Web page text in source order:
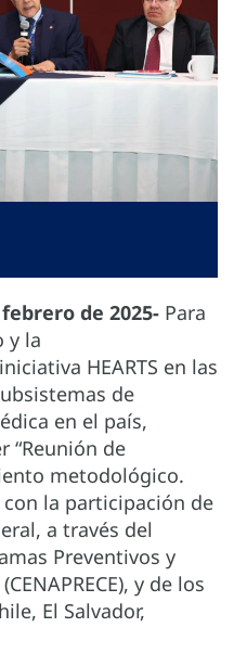
de 2025- Para
y la
HEARTS en las
de
en el país,
“Reunión de
metodológico.
con la participación de
a través del
Preventivos y
y de los
El Salvador,